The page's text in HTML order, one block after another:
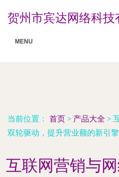
贺州市宾达网络科技
MENU
当前位置： 首页 > 产品大全 >
双轮驱动，提升营业额的新引擎
互联网营销与